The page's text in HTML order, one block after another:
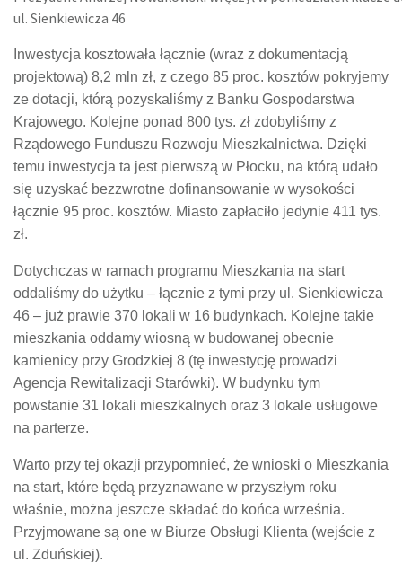
ul. Sienkiewicza 46
Inwestycja kosztowała łącznie (wraz z dokumentacją
projektową) 8,2 mln zł, z czego 85 proc. kosztów pokryjemy
ze dotacji, którą pozyskaliśmy z Banku Gospodarstwa
Krajowego. Kolejne ponad 800 tys. zł zdobyliśmy z
Rządowego Funduszu Rozwoju Mieszkalnictwa. Dzięki
temu inwestycja ta jest pierwszą w Płocku, na którą udało
się uzyskać bezzwrotne dofinansowanie w wysokości
łącznie 95 proc. kosztów. Miasto zapłaciło jedynie 411 tys.
zł.
Dotychczas w ramach programu Mieszkania na start
oddaliśmy do użytku – łącznie z tymi przy ul. Sienkiewicza
46 – już prawie 370 lokali w 16 budynkach. Kolejne takie
mieszkania oddamy wiosną w budowanej obecnie
kamienicy przy Grodzkiej 8 (tę inwestycję prowadzi
Agencja Rewitalizacji Starówki). W budynku tym
powstanie 31 lokali mieszkalnych oraz 3 lokale usługowe
na parterze.
Warto przy tej okazji przypomnieć, że wnioski o Mieszkania
na start, które będą przyznawane w przyszłym roku
właśnie, można jeszcze składać do końca września.
Przyjmowane są one w Biurze Obsługi Klienta (wejście z
ul. Zduńskiej).